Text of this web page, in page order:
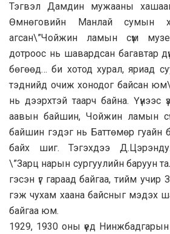
Тэгвэл Дамдин мужааны
Өмнөговийн Манлай сумын
агсан\”Чойжин ламын сүм
дотроос нь шавардсан багавтар
бөгөөд… би хотод хурал, яриад
тэднийд очиж хонодог байсан
нь дээрхтэй таарч байна. Үүнээс
аавын байшин, Чойжин ламын
байшин гэдэг нь Баттөмөр гуайн
байх шиг. Тэгэхдээ
\”Зарц нарын сургуулийн баруун
гэсэн үг гараад байгаа, тийм учир
гэж чухам хаана байсныг мэдэх
байгаа юм.
1929, 1930 оны үед